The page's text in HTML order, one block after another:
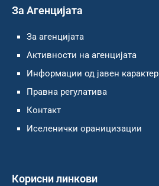
За Агенцијата
За агенцијата
Активности на агенцијата
Информации од јавен карактер
Правна регулатива
Контакт
Иселенички ораницизации
Корисни линкови